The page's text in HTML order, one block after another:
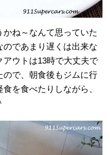
ね～なんて思っていた
であまり遅くは出来な
ウトは13時で大丈夫で
で、朝食後もジムに行
を食べたりしながら、